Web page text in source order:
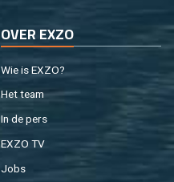
OVER EXZO
Wie is EXZO?
Het team
In de pers
EXZO TV
Jobs